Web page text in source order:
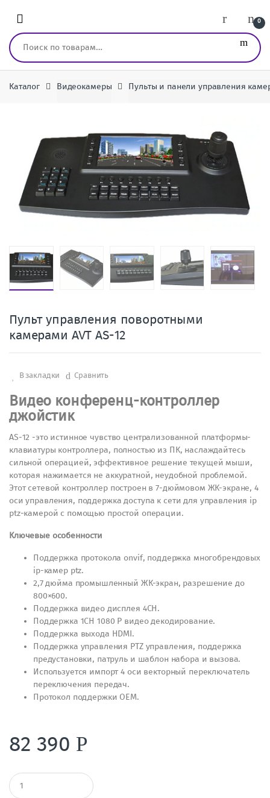
0
Искать:
Каталог Видеокамеры Пульты и панели управления
Пульт управления поворотными
камерами AVT AS-12
В закладки Сравнить
Видео конференц-контроллер
джойстик
AS-12 -это истинное чувство централизованной платформы-
клавиатуры контроллера, полностью из ПК, наслаждайтесь
сильной операцией, эффективное решение текущей мыши,
которая нажимается не аккуратной, неудобной проблемой.
Этот сетевой контроллер построен в 7-дюймовом ЖК-экране, 4
оси управления, поддержка доступа к сети для управления ip
ptz-камерой с помощью простой операции.
Ключевые особенности
Поддержка протокола onvif, поддержка многобрендовых
ip-камер ptz.
2,7 дюйма промышленный ЖК-экран, разрешение до
800×600.
Поддержка видео дисплея 4CH.
Поддержка 1CH 1080 P видео декодирование.
Поддержка выхода HDMI.
Поддержка управления PTZ управления, поддержка
предустановки, патруль и шаблон набора и вызова.
Используется импорт 4 оси векторный переключатель
переключения передач.
Протокол поддержки OEM.
82 390 Р
К
о